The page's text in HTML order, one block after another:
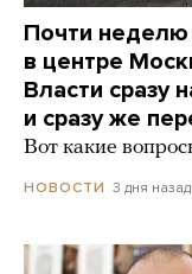
Почти неделю
в центре
Власти сразу
и сразу же
Вот какие
НОВОСТИ 3 дня назад